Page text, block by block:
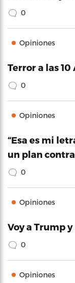
0
Opiniones
Terror a las 10
0
Opiniones
“Esa es mi
un plan
0
Opiniones
Voy a Trump
0
Opiniones